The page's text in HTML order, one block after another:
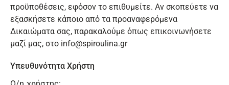
προϋποθέσεις, εφόσον το επιθυμείτε. Αν σκοπεύετε να
εξασκήσετε κάποιο από τα προαναφερόμενα
Δικαιώματα σας, παρακαλούμε όπως επικοινωνήσετε
μαζί μας, στο info@spiroulina.gr
Υπευθυνότητα Χρήστη